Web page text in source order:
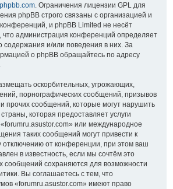
. Ограничения лицензии GPL для
phpBB строго связаны с организацией и
и phpBB Limited не несёт
что администрация конференций определяет
содержания и/или поведения в них. За
о phpBB обращайтесь по адресу
оскорбительных, угрожающих,
порнографических сообщений, призывов
прочих сообщений, которые могут нарушить
которая предоставляет услуги
или международное
таких сообщений могут привести к
от конференции, при этом ваш
в известность, если мы сочтём это
сообщений сохраняются для возможности
Вы соглашаетесь с тем, что
«forumru.asustor.com» имеют право